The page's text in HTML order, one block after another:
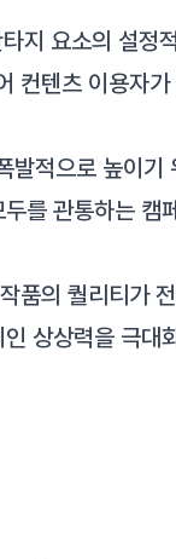
요소의 설정
컨텐츠 이용자
발적으로 높이
를 관통하는 캠
품의 퀄리티가
상상력을 극